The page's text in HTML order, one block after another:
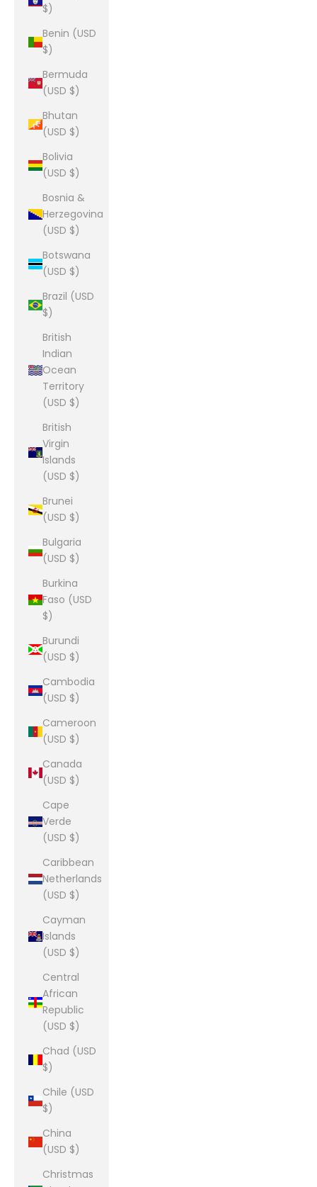
$)
Benin (USD
$)
Bermuda
(USD $)
Bhutan
(USD $)
Bolivia
(USD $)
Bosnia &
Herzegovina
(USD $)
Botswana
(USD $)
Brazil (USD
$)
British
Indian
Ocean
Territory
(USD $)
British
Virgin
Islands
(USD $)
Brunei
(USD $)
Bulgaria
(USD $)
Burkina
Faso (USD
$)
Burundi
(USD $)
Cambodia
(USD $)
Cameroon
(USD $)
Canada
(USD $)
Cape
Verde
(USD $)
Caribbean
Netherlands
(USD $)
Cayman
Islands
(USD $)
Central
African
Republic
(USD $)
Chad (USD
$)
Chile (USD
$)
China
(USD $)
Christmas